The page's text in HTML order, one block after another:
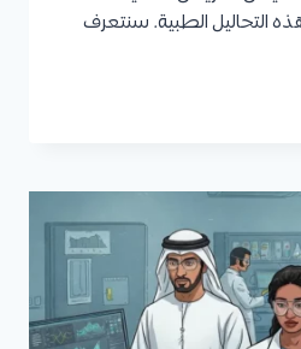
التحاليل الطبية. سنتعرف